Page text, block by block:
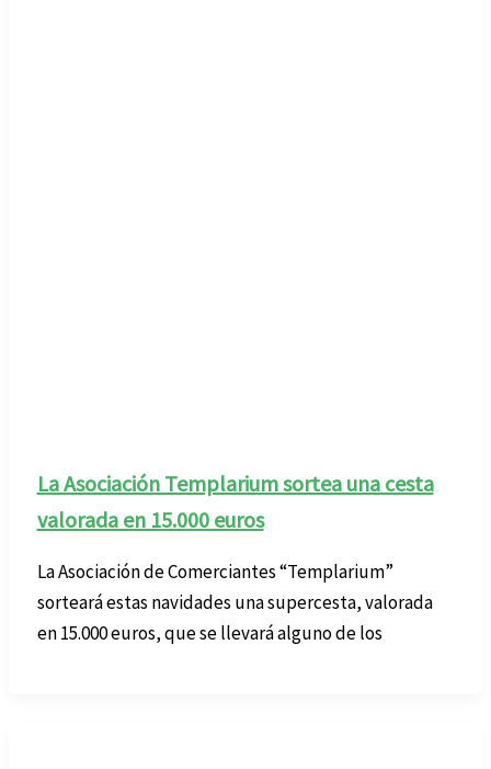
La Asociación Templarium sortea una cesta
valorada en 15.000 euros
La Asociación de Comerciantes “Templarium”
sorteará estas navidades una supercesta, valorada
en 15.000 euros, que se llevará alguno de los